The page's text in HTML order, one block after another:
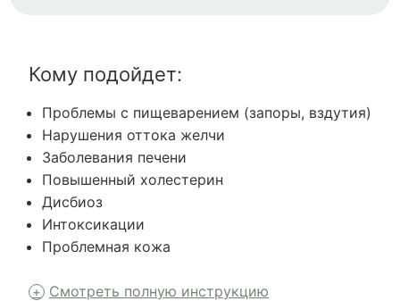
Кому подойдет:
Проблемы с пищеварением (запоры, вздутия)
Нарушения оттока желчи
Заболевания печени
Повышенный холестерин
Дисбиоз
Интоксикации
Проблемная кожа
Смотреть полную инструкцию